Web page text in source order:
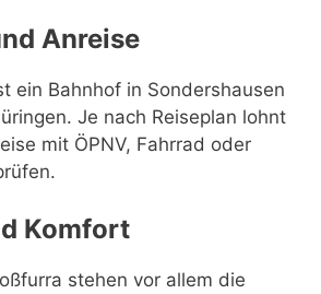
Anreise
ein Bahnhof in Sondershausen
Je nach Reiseplan lohnt
mit ÖPNV, Fahrrad oder
Komfort
stehen vor allem die